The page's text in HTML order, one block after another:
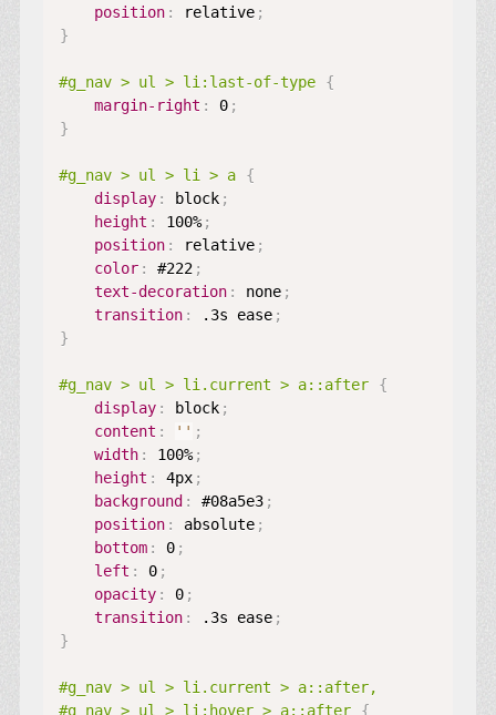
position : relative ;
}
#g_nav > ul > li:last-of-type
{
margin-right : 0 ;
}
#g_nav > ul > li > a
{
display : block ;
height : 100% ;
position : relative ;
color : #222 ;
text-decoration : none ;
transition : .3s ease ;
}
#g_nav > ul > li.current > a::after
{
display : block ;
content : '' ;
width : 100% ;
height : 4px ;
background : #08a5e3 ;
position : absolute ;
bottom : 0 ;
left : 0 ;
opacity : 0 ;
transition : .3s ease ;
}
#g_nav > ul > li.current > a::after,
#g_nav > ul > li:hover > a::after
{